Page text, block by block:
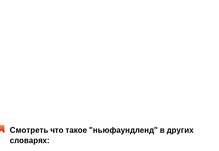
Смотреть что такое "ньюфаундленд" в других
словарях: